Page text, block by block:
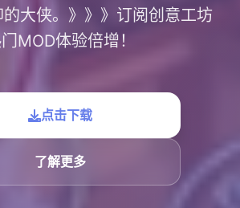
大侠。》》》订阅创意工坊
MOD体验倍增！
点击下载
了解更多